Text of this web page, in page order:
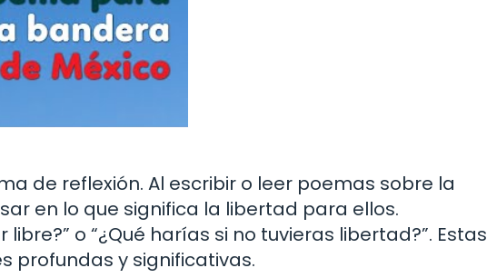
de reflexión. Al escribir o leer poemas sobre la
en lo que significa la libertad para ellos.
o “¿Qué harías si no tuvieras libertad?”. Estas
profundas y significativas.